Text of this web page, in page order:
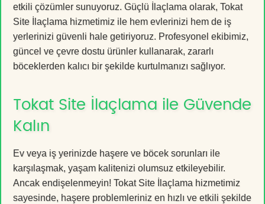
etkili çözümler sunuyoruz. Güçlü İlaçlama olarak, Tokat
Site İlaçlama hizmetimiz ile hem evlerinizi hem de iş
yerlerinizi güvenli hale getiriyoruz. Profesyonel ekibimiz,
güncel ve çevre dostu ürünler kullanarak, zararlı
böceklerden kalıcı bir şekilde kurtulmanızı sağlıyor.
Tokat Site İlaçlama ile Güvende
Kalın
Ev veya iş yerinizde haşere ve böcek sorunları ile
karşılaşmak, yaşam kalitenizi olumsuz etkileyebilir.
Ancak endişelenmeyin! Tokat Site İlaçlama hizmetimiz
sayesinde, haşere problemleriniz en hızlı ve etkili şekilde